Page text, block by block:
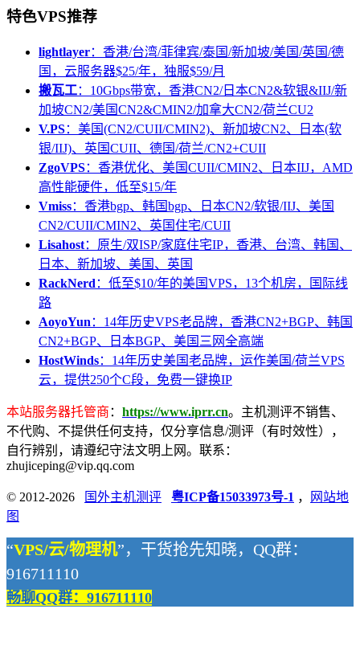
特色VPS推荐
lightlayer：香港/台湾/菲律宾/泰国/新加坡/美国/英国/德
国，云服务器$25/年，独服$59/月
搬瓦工：10Gbps带宽，香港CN2/日本CN2&软银&IIJ/新
加坡CN2/美国CN2&CMIN2/加拿大CN2/荷兰CU2
V.PS：美国(CN2/CUII/CMIN2)、新加坡CN2、日本(软
银/IIJ)、英国CUII、德国/荷兰/CN2+CUII
ZgoVPS：香港优化、美国CUII/CMIN2、日本IIJ，AMD
高性能硬件，低至$15/年
Vmiss：香港bgp、韩国bgp、日本CN2/软银/IIJ、美国
CN2/CUII/CMIN2、英国住宅/CUII
Lisahost：原生/双ISP/家庭住宅IP，香港、台湾、韩国、
日本、新加坡、美国、英国
RackNerd ：低至$10/年的美国VPS，13个机房，国际线
路
AoyoYun ：14年历史VPS老品牌，香港CN2+BGP、韩国
CN2+BGP、日本BGP、美国三网全高端
HostWinds：14年历史美国老品牌，运作美国/荷兰VPS
云，提供250个C段，免费一键换IP
本站服务器托管商 ： https://www.iprr.cn。主机测评不销售、
不代购、不提供任何支持，仅分享信息/测评（有时效性），
自行辨别，请遵纪守法文明上网。联系：
zhujiceping@vip.qq.com
© 2012-2026 国外主机测评 粤ICP备15033973号-1 ，
网站地
图
“VPS/云/物理机”，干货抢先知晓，QQ群：
916711110
畅聊QQ群：916711110